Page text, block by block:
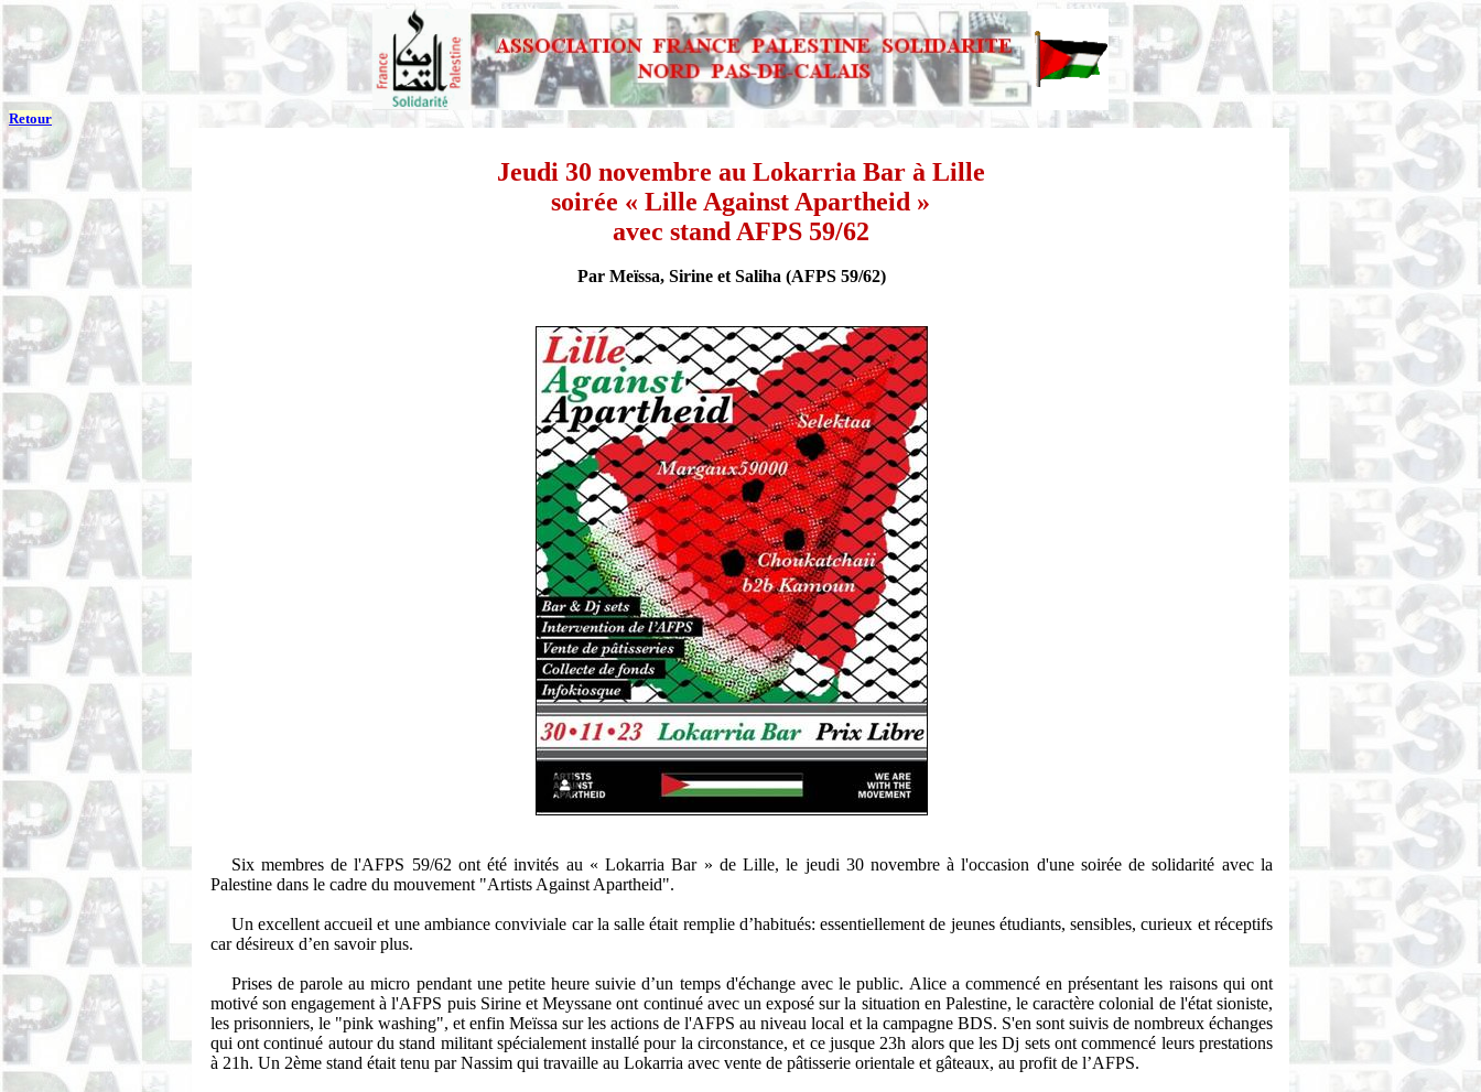
Retour
Jeudi 30 novembre au Lokarria Bar à Lille
soirée « Lille Against Apartheid »
avec stand AFPS 59/62
Par Meïssa, Sirine et Saliha (AFPS 59/62)
Six membres de l'AFPS 59/62 ont été invités au « Lokarria Bar » de Lille, le jeudi 30 novembre à l'occasion d'une soirée de solidarité avec la
Palestine dans le cadre du mouvement "Artists Against Apartheid".
Un excellent accueil et une ambiance conviviale car la salle était remplie d’habitués: essentiellement de jeunes étudiants, sensibles, curieux et réceptifs
car désireux d’en savoir plus.
Prises de parole au micro pendant une petite heure suivie d’un temps d'échange avec le public. Alice a commencé en présentant les raisons qui ont
motivé son engagement à l'AFPS puis Sirine et Meyssane ont continué avec un exposé sur la situation en Palestine, le caractère colonial de l'état sioniste,
les prisonniers, le "pink washing", et enfin Meïssa sur les actions de l'AFPS au niveau local et la campagne BDS. S'en sont suivis de nombreux échanges
qui ont continué autour du stand militant spécialement installé pour la circonstance, et ce jusque 23h alors que les Dj sets ont commencé leurs prestations
à 21h. Un 2ème stand était tenu par Nassim qui travaille au Lokarria avec vente de pâtisserie orientale et gâteaux, au profit de l’AFPS.